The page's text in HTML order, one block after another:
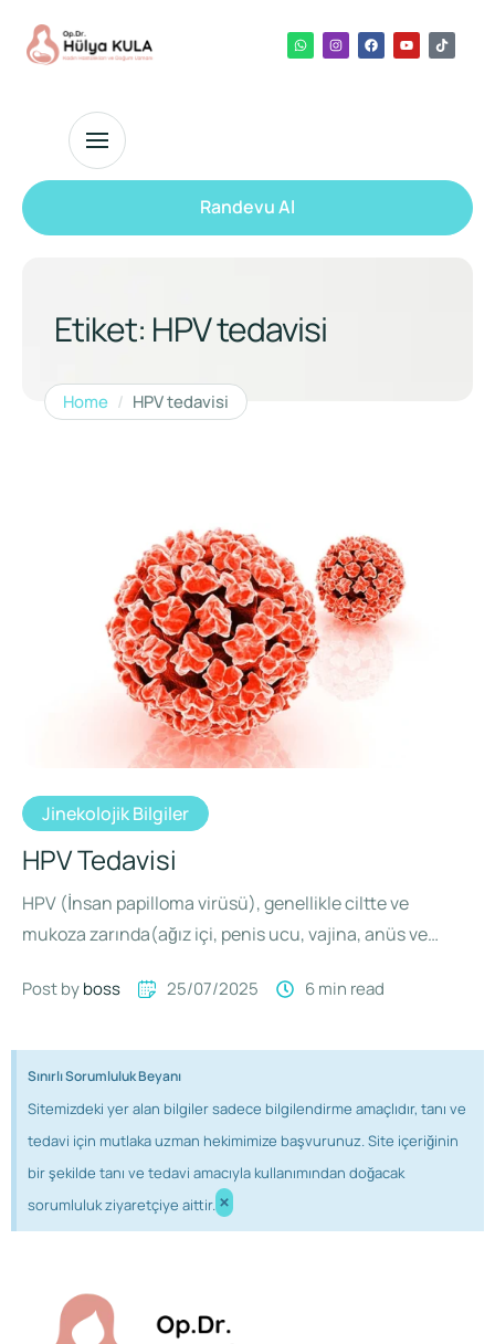
Randevu Al
Etiket: HPV tedavisi
Home / HPV tedavisi
Jinekolojik Bilgiler
HPV Tedavisi
HPV (İnsan papilloma virüsü), genellikle ciltte ve
mukoza zarında(ağız içi, penis ucu, vajina, anüs ve
Post by boss 25/07/2025 6 min read
Sınırlı Sorumluluk Beyanı
Sitemizdeki yer alan bilgiler sadece bilgilendirme amaçlıdır, tanı ve
tedavi için mutlaka uzman hekimimize başvurunuz. Site içeriğinin
bir şekilde tanı ve tedavi amacıyla kullanımından doğacak
sorumluluk ziyaretçiye aittir. ×